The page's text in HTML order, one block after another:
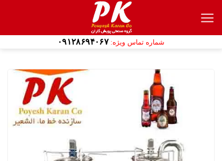
شماره تماس ویژه: ۰۹۱۲۸۶۹۴۰۶۷